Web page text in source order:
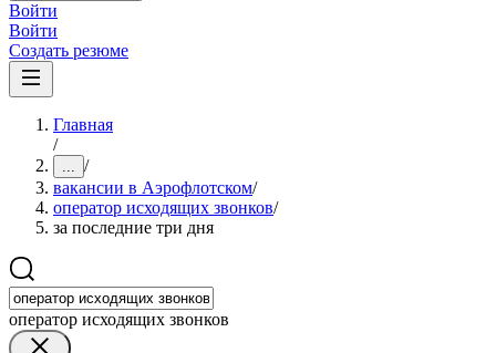
Войти
Войти
Создать резюме
Главная
/
... /
вакансии в Аэрофлотском/
оператор исходящих звонков/
за последние три дня
оператор исходящих звонков